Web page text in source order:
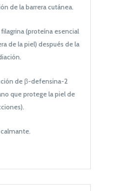
de la barrera cutánea.
(proteína esencial
de la piel) después de la
de β-defensina-2
que protege la piel de